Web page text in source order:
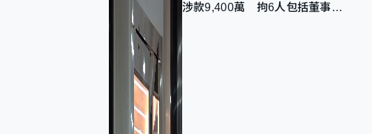
涉款9,400萬 拘6人包括董事股